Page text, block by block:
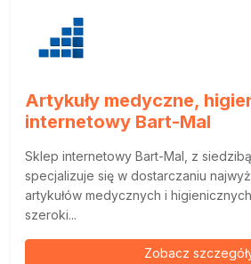
Artykuły medyczne,
internetowy Bart-Mal
Sklep internetowy Bart-Mal, z
specjalizuje się w dostarczaniu
artykułów medycznych i
szeroki...
Zobacz